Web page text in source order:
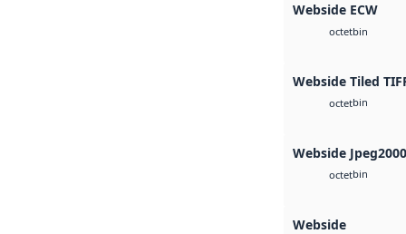
Webside ECW
octetbin
Webside Tiled
octetbin
Webside Jpeg2000
octetbin
Webside